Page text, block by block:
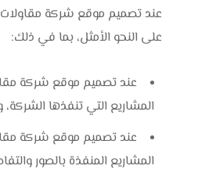
عند تصميم موقع شركة مقاولات
على النحو الأمثل، بما في ذلك:
عند تصميم موقع شركة
المشاريع التي تنفذها
عند تصميم موقع شركة
المشاريع المنفذة بالصور